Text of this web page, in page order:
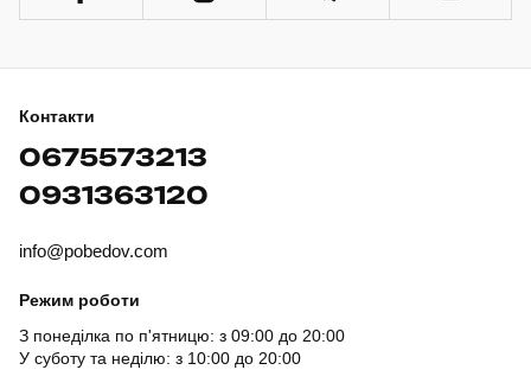
Контакти
0675573213
0931363120
info@pobedov.com
Режим роботи
З понеділка по п'ятницю: з 09:00 до 20:00
У суботу та неділю: з 10:00 до 20:00